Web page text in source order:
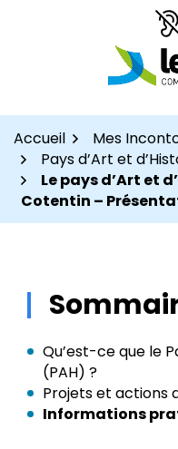
Accueil
Mes
Pays d’Art et
Le pays d’Art et
Cotentin –
Qu’est-ce que le
(PAH) ?
Projets et actions
Informations